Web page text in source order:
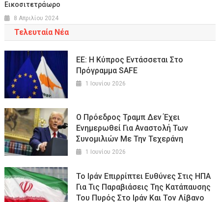
Εικοσιτετράωρο
8 Απριλίου 2024
Τελευταία Νέα
ΕΕ: Η Κύπρος Εντάσσεται Στο
Πρόγραμμα SAFE
1 Ιουνίου 2026
Ο Πρόεδρος Τραμπ Δεν Έχει
Ενημερωθεί Για Αναστολή Των
Συνομιλιών Με Την Τεχεράνη
1 Ιουνίου 2026
Το Ιράν Επιρρίπτει Ευθύνες Στις ΗΠΑ
Για Τις Παραβιάσεις Της Κατάπαυσης
Του Πυρός Στο Ιράν Και Τον Λίβανο